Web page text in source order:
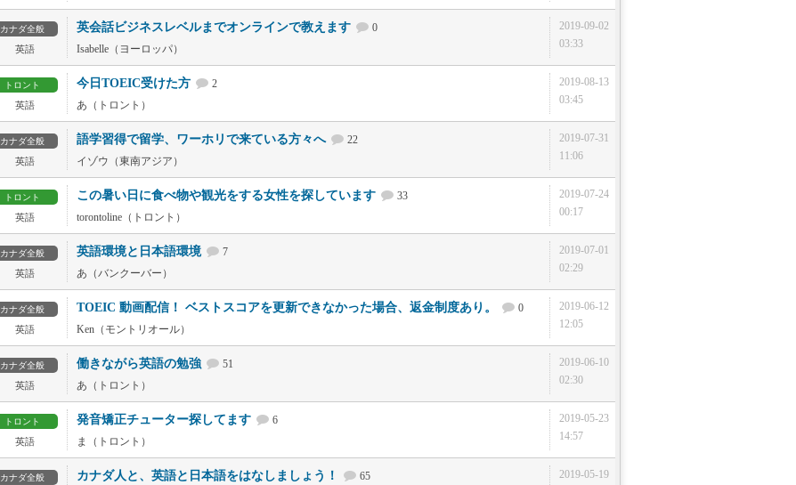
カナダ全般
英語
2019-09-02
03:33
英会話ビジネスレベルまでオンラインで教えます
0
Isabelle（ヨーロッパ）
トロント
英語
2019-08-13
03:45
今日TOEIC受けた方
2
あ（トロント）
カナダ全般
英語
2019-07-31
11:06
語学習得で留学、ワーホリで来ている方々へ
22
イゾウ（東南アジア）
トロント
英語
2019-07-24
00:17
この暑い日に食べ物や観光をする女性を探しています
33
torontoline（トロント）
カナダ全般
英語
2019-07-01
02:29
英語環境と日本語環境
7
あ（バンクーバー）
カナダ全般
英語
2019-06-12
12:05
TOEIC 動画配信！ ベストスコアを更新できなかった場合、返金制度あり。
0
Ken（モントリオール）
カナダ全般
英語
2019-06-10
02:30
働きながら英語の勉強
51
あ（トロント）
トロント
英語
2019-05-23
14:57
発音矯正チューター探してます
6
ま（トロント）
カナダ全般
2019-05-19
カナダ人と、英語と日本語をはなしましょう！
65